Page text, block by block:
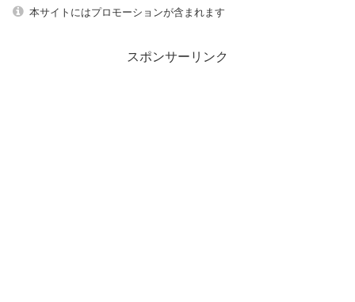
本サイトにはプロモーションが含まれます
スポンサーリンク